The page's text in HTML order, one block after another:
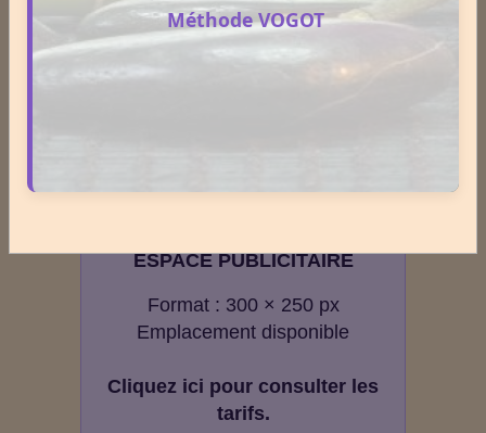
visiteurs -887 pages vues
Total
visiteurs -
ESPACE PUBLICITAIRE
Format : 300 × 250 px
Emplacement disponible
Cliquez ici pour consulter les
tarifs.
Méthode VOGOT